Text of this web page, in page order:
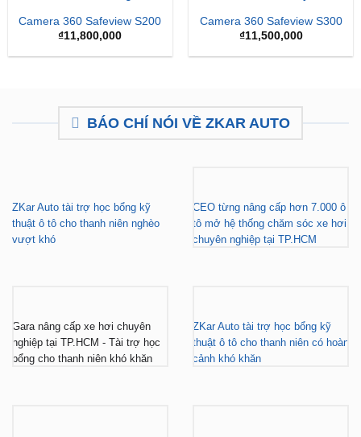
Camera 360 Safeview S200
₫11,800,000
Camera 360 Safeview S300
₫11,500,000
BÁO CHÍ NÓI VỀ ZKAR AUTO
ZKar Auto tài trợ học bổng kỹ
thuật ô tô cho thanh niên nghèo
vượt khó
CEO từng nâng cấp hơn 7.000 ô
tô mở hệ thống chăm sóc xe hơi
chuyên nghiệp tại TP.HCM
Gara nâng cấp xe hơi chuyên
nghiệp tại TP.HCM - Tài trợ học
bổng cho thanh niên khó khăn
ZKar Auto tài trợ học bổng kỹ
thuật ô tô cho thanh niên có hoàn
cảnh khó khăn